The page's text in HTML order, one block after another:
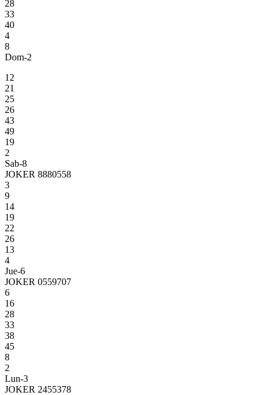
28
33
40
4
8
Dom-2
12
21
25
26
43
49
19
2
Sab-8
JOKER 8880558
3
9
14
19
22
26
13
4
Jue-6
JOKER 0559707
6
16
28
33
38
45
8
2
Lun-3
JOKER 2455378